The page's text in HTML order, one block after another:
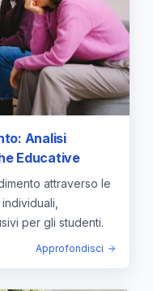
Analisi
Educative
attraverso le
per gli studenti.
Approfondisci